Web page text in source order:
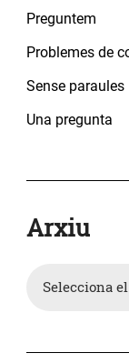
Preguntem
Problemes de
Sense paraules
Una pregunta
Arxiu